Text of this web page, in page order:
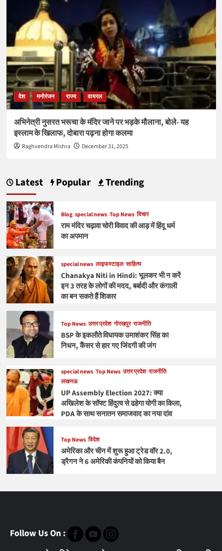
देश मनोरंजन राज्य वायरल
अभिनेत्री नुसरत भरूचा के मंदिर जाने पर भड़के मौलाना, बोले- यह
इस्लाम के खिलाफ, दोबारा पढ़ना होगा कलमा
Raghvendra Mishra December 31, 2025
Latest Popular Trending
Blog special news Top News विचार
राम मंदिर चढ़ावा चोरी विवाद की आड़ में हिंदू धर्म
का अपमान
special news लाइफस्टाइल साहित्य
Chanakya Niti in Hindi: भूलकर भी न करें
इन 3 तरह के लोगों की मदद, बर्बादी और कंगाली
का बन सकते हैं शिकार
Top News उत्तर प्रदेश गोरखपुर राजनीति
BSP के इकलौते विधायक उमाशंकर सिंह का
निधन, कैंसर से हार गए जिंदगी की जंग
special news Top News उत्तर प्रदेश राजनीति
लखनऊ
UP Assembly Election 2027: क्या
अखिलेश के सॉफ्ट हिंदुत्व से ढहेगा योगी का किला,
PDA के साथ सनातन समाजवाद का नया दांव
Top News विदेश
अमेरिका और चीन में शुरू हुआ ट्रेड वॉर 2.0,
ड्रैगन ने 6 अमेरिकी कंपनियों को किया बैन
Follow Us On :